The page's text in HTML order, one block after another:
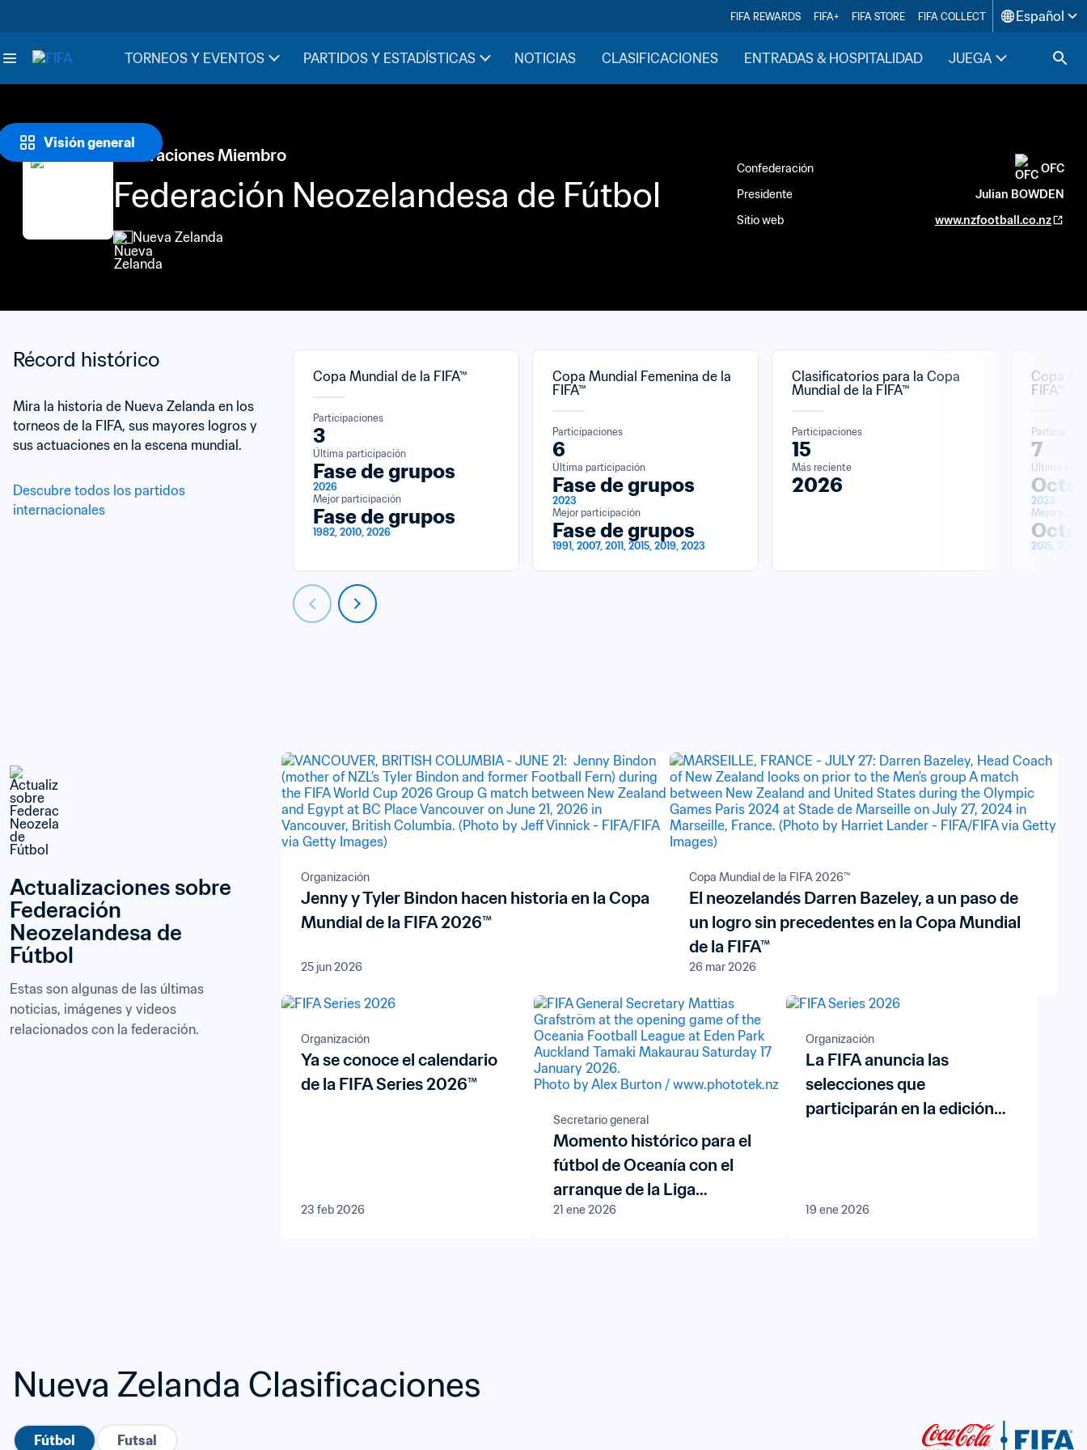
FIFA REWARDS FIFA+ FIFA STORE FIFA COLLECT Español
TORNEOS Y EVENTOS PARTIDOS Y ESTADÍSTICAS NOTICIAS CLASIFICACIONES ENTRADAS & HOSPITALIDAD JUEGA INSIDE
Visión general
Federaciones Miembro
Federación Neozelandesa de Fútbol
Nueva Zelanda
Confederación
OFC
Presidente
Julian BOWDEN
Sitio web
www.nzfootball.co.nz
Récord histórico
Mira la historia de Nueva Zelanda en los
torneos de la FIFA, sus mayores logros y
sus actuaciones en la escena mundial.
Descubre todos los partidos
internacionales
Copa Mundial de la FIFA™
Participaciones
3
Última participación
Fase de grupos
2026
Mejor participación
Fase de grupos
1982, 2010, 2026
Copa Mundial Femenina de la
FIFA™
Participaciones
6
Última participación
Fase de grupos
2023
Mejor participación
Fase de grupos
1991, 2007, 2011, 2015, 2019, 2023
Clasificatorios para la Copa
Mundial de la FIFA™
Participaciones
15
Más reciente
2026
Copa
FIFA™
7
Última
2023
Mejor
2015, 2017,
Actualizaciones sobre
Federación
Neozelandesa de
Fútbol
Estas son algunas de las últimas
noticias, imágenes y videos
relacionados con la federación.
Organización
Jenny y Tyler Bindon hacen historia en la Copa
Mundial de la FIFA 2026™
25 jun 2026
Copa Mundial de la FIFA 2026™
El neozelandés Darren Bazeley, a un paso de
un logro sin precedentes en la Copa Mundial
de la FIFA™
26 mar 2026
Organización
Ya se conoce el calendario
de la FIFA Series 2026™
23 feb 2026
Secretario general
Momento histórico para el
fútbol de Oceanía con el
arranque de la Liga
Profesional de la OFC en
21 ene 2026
Organización
La FIFA anuncia las
selecciones que
participarán en la edición
19 ene 2026
Nueva Zelanda Clasificaciones
Fútbol Futsal